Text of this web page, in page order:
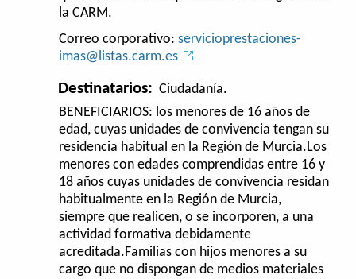
la CARM.
Correo corporativo:servicioprestaciones-
imas@listas.carm.es
Destinatarios: Ciudadanía.
BENEFICIARIOS: los menores de 16 años de
edad, cuyas unidades de convivencia tengan su
residencia habitual en la Región de Murcia.Los
menores con edades comprendidas entre 16 y
18 años cuyas unidades de convivencia residan
habitualmente en la Región de Murcia,
siempre que realicen, o se incorporen, a una
actividad formativa debidamente
acreditada.Familias con hijos menores a su
cargo que no dispongan de medios materiales